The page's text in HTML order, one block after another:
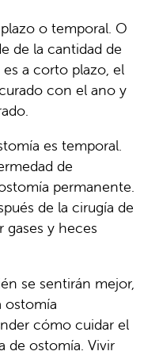
o temporal. O
de la cantidad de
a corto plazo, el
con el ano y
es temporal.
de
permanente.
de la cirugía de
gases y heces
se sentirán mejor,
ostomía
cómo cuidar el
de ostomía. Vivir